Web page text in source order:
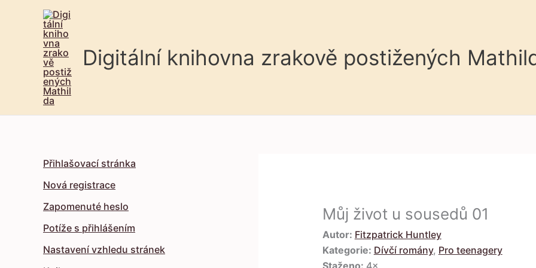
Digitální knihovna zrakově postižených
Přihlašovací stránka
Nová registrace
Zapomenuté heslo
Potíže s přihlášením
Nastavení vzhledu stránek
Můj život u sousedů 01
Autor: Fitzpatrick Huntley
Kategorie: Dívčí romány, Pro teenagery
Staženo: 4×